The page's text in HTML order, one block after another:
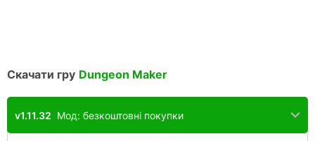
Скачати гру Dungeon Maker
v1.11.32 Мод: безкоштовні покупки